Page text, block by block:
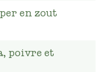
en zout
poivre et